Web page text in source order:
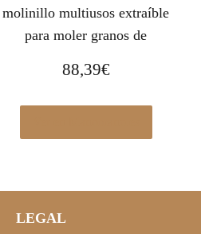
molinillo multiusos extraíble
para moler granos de
88,39€
LEGAL